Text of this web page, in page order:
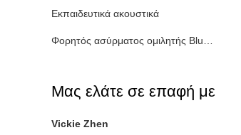
Εκπαιδευτικά ακουστικά
Φορητός ασύρματος ομιλητής Bluetooth
Μας ελάτε σε επαφή με
Vickie Zhen